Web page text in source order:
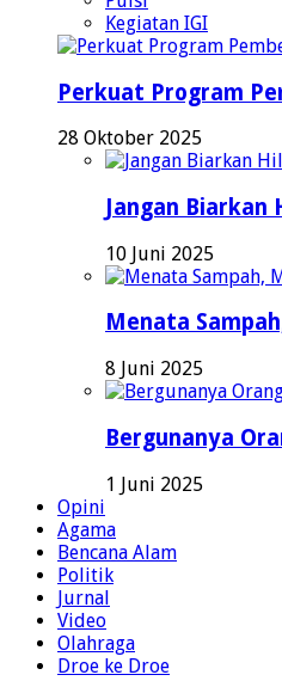
Kegiatan IGI
Perkuat Program
28 Oktober 2025
Jangan
10 Juni 2025
Menata
8 Juni 2025
Bergunanya
1 Juni 2025
Opini
Agama
Bencana Alam
Politik
Jurnal
Video
Olahraga
Droe ke Droe